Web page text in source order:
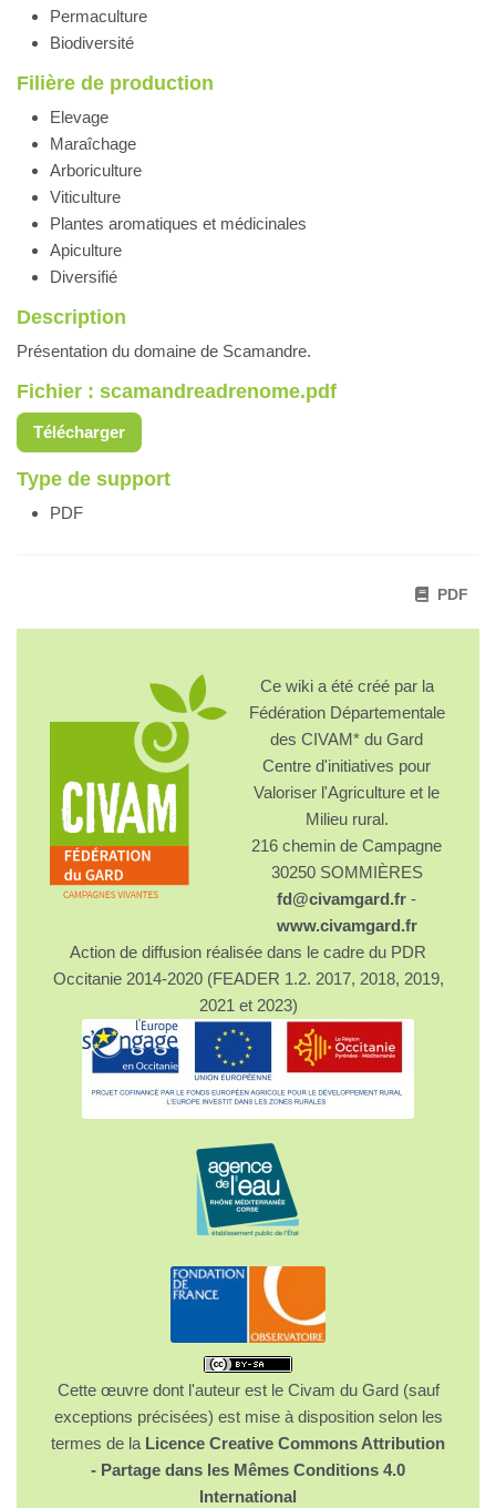
Permaculture
Biodiversité
Filière de production
Elevage
Maraîchage
Arboriculture
Viticulture
Plantes aromatiques et médicinales
Apiculture
Diversifié
Description
Présentation du domaine de Scamandre.
Fichier : scamandreadrenome.pdf
Télécharger
Type de support
PDF
PDF
Ce wiki a été créé par la
Fédération Départementale
des CIVAM* du Gard
Centre d'initiatives pour
Valoriser l'Agriculture et le
Milieu rural.
216 chemin de Campagne
30250 SOMMIÈRES
fd@civamgard.fr -
www.civamgard.fr
Action de diffusion réalisée dans le cadre du PDR
Occitanie 2014-2020 (FEADER 1.2. 2017, 2018, 2019,
2021 et 2023)
Cette œuvre dont l'auteur est le Civam du Gard (sauf
exceptions précisées) est mise à disposition selon les
termes de la Licence Creative Commons Attribution
- Partage dans les Mêmes Conditions 4.0
International